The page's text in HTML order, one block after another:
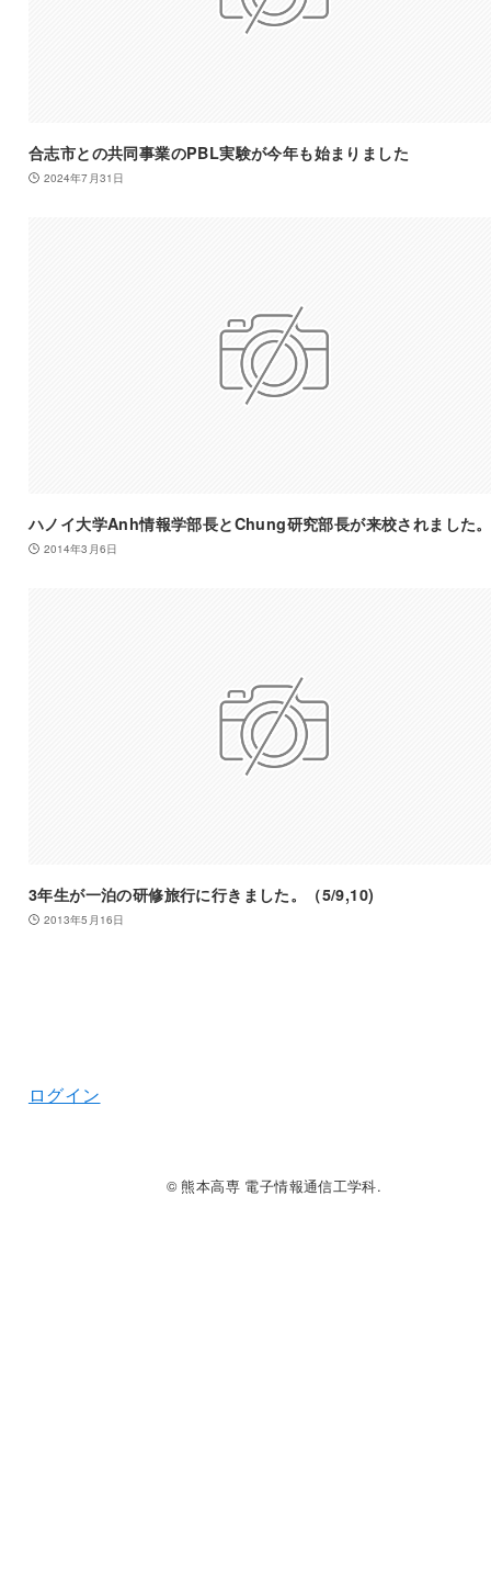
合志市との共同事業のPBL実験が今年も始まりました
2024年7月31日
ハノイ大学Anh情報学部長とChung研究部長が来校されました。
2014年3月6日
3年生が一泊の研修旅行に行きました。（5/9,10)
2013年5月16日
ログイン
© 熊本高専 電子情報通信工学科.